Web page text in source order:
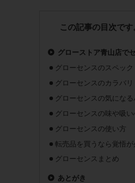
この記事の目次です
グローストア青山店で
グローセンスのスペック
グローセンスのカラバリ
グローセンスの気になる
グローセンスの味や吸い
グローセンスの使い方
転売品を買うなら覚悟が
グローセンスまとめ
あとがき